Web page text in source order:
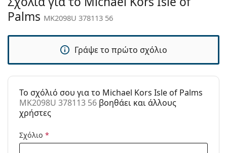
Άλλα
Τύπος:
Γυναικεία
Michael Kors
Χρήση:
Μόδα
Προϊόντος /
Μοντέλο:
MK2098U 378113 56
Palms MK2098U 378113 56
Γράψε το πρώτο σχόλιο
To σχόλιό σου για το Michael Kors Isle of Palms
MK2098U 378113 56 βοηθάει και άλλους
χρήστες
Σχόλιο *